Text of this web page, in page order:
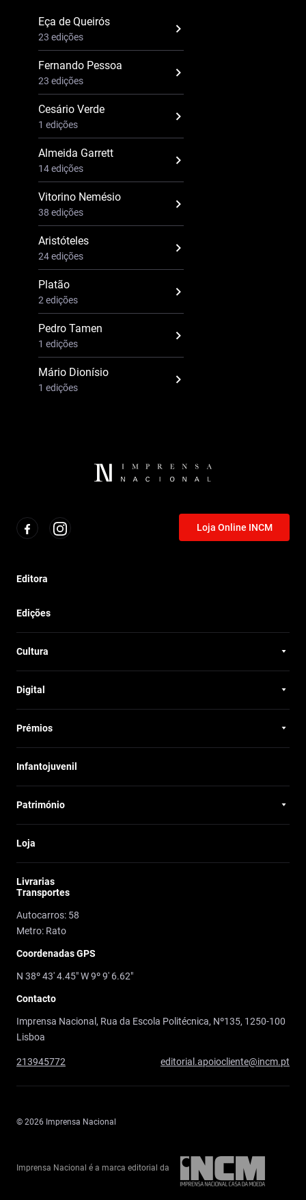
Eça de Queirós
23 edições
Fernando Pessoa
23 edições
Cesário Verde
1 edições
Almeida Garrett
14 edições
Vitorino Nemésio
38 edições
Aristóteles
24 edições
Platão
2 edições
Pedro Tamen
1 edições
Mário Dionísio
1 edições
Loja Online INCM
Editora
Edições
Cultura
Digital
Prémios
Infantojuvenil
Património
Loja
Livrarias
Transportes
Autocarros: 58
Metro: Rato
Coordenadas GPS
N 38º 43' 4.45" W 9º 9' 6.62"
Contacto
Imprensa Nacional, Rua da Escola Politécnica, Nº135, 1250-100
Lisboa
213945772 editorial.apoiocliente@incm.pt
© 2026 Imprensa Nacional
Imprensa Nacional é a marca editorial da